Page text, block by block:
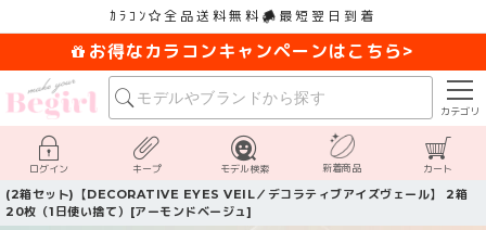
ｶﾗｺﾝ 全品送料無料 最短翌日到着
お得なカラコンキャンペーンはこちら>
カテゴリ
ログイン キープ モデル検索 新着商品 カート
(2箱セット)【DECORATIVE EYES VEIL／デコラティブアイズヴェール】 2箱
20枚（1日使い捨て）[アーモンドベージュ]